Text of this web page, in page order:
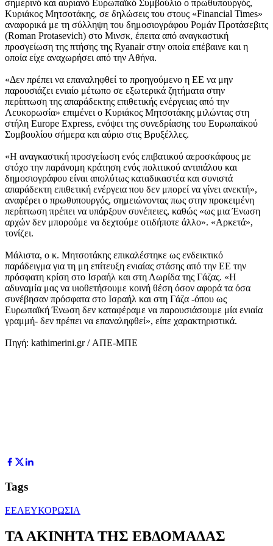
σημερινό και αυριανό Ευρωπαϊκό Συμβούλιο ο πρωθυπουργός,
Κυριάκος Μητσοτάκης, σε δηλώσεις του στους «Financial Times»
αναφορικά με τη σύλληψη του δημοσιογράφου Ρομάν Προτάσεβιτς
(Roman Protasevich) στο Μινσκ, έπειτα από αναγκαστική
προσγείωση της πτήσης της Ryanair στην οποία επέβαινε και η
οποία είχε αναχωρήσει από την Αθήνα.
«Δεν πρέπει να επαναληφθεί το προηγούμενο η ΕΕ να μην
παρουσιάζει ενιαίο μέτωπο σε εξωτερικά ζητήματα στην
περίπτωση της απαράδεκτης επιθετικής ενέργειας από την
Λευκορωσία» επιμένει ο Κυριάκος Μητσοτάκης μιλώντας στη
στήλη Europe Express, ενόψει της συνεδρίασης του Ευρωπαϊκού
Συμβουλίου σήμερα και αύριο στις Βρυξέλλες.
«Η αναγκαστική προσγείωση ενός επιβατικού αεροσκάφους με
στόχο την παράνομη κράτηση ενός πολιτικού αντιπάλου και
δημοσιογράφου είναι απολύτως καταδικαστέα και συνιστά
απαράδεκτη επιθετική ενέργεια που δεν μπορεί να γίνει ανεκτή»,
αναφέρει ο πρωθυπουργός, σημειώνοντας πως στην προκειμένη
περίπτωση πρέπει να υπάρξουν συνέπειες, καθώς «ως μια Ένωση
αρχών δεν μπορούμε να δεχτούμε οτιδήποτε άλλο». «Αρκετά»,
τονίζει.
Μάλιστα, ο κ. Μητσοτάκης επικαλέστηκε ως ενδεικτικό
παράδειγμα για τη μη επίτευξη ενιαίας στάσης από την ΕΕ την
πρόσφατη κρίση στο Ισραήλ και στη Λωρίδα της Γάζας. «Η
αδυναμία μας να υιοθετήσουμε κοινή θέση όσον αφορά τα όσα
συνέβησαν πρόσφατα στο Ισραήλ και στη Γάζα -όπου ως
Ευρωπαϊκή Ένωση δεν καταφέραμε να παρουσιάσουμε μία ενιαία
γραμμή- δεν πρέπει να επαναληφθεί», είπε χαρακτηριστικά.
Πηγή: kathimerini.gr / ΑΠΕ-ΜΠΕ
Tags
ΕΕΛΕΥΚΟΡΩΣΙΑ
ΤΑ ΑΚΙΝΗΤΑ ΤΗΣ ΕΒΔΟΜΑΔΑΣ